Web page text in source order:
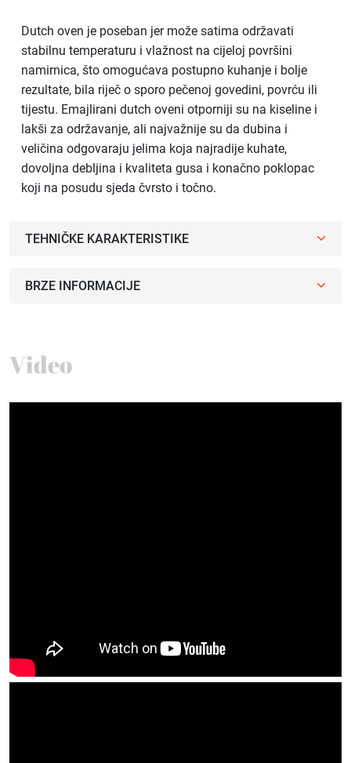
Dutch oven je poseban jer može satima održavati
stabilnu temperaturu i vlažnost na cijeloj površini
namirnica, što omogućava postupno kuhanje i bolje
rezultate, bila riječ o sporo pečenoj govedini, povrću ili
tijestu. Emajlirani dutch oveni otporniji su na kiseline i
lakši za održavanje, ali najvažnije su da dubina i
veličina odgovaraju jelima koja najradije kuhate,
dovoljna debljina i kvaliteta gusa i konačno poklopac
koji na posudu sjeda čvrsto i točno.
TEHNIČKE KARAKTERISTIKE
BRZE INFORMACIJE
Video